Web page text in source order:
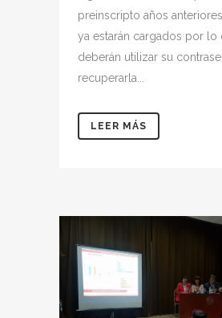
preinscripto años
ya estarán cargados por lo
deberán utilizar su
recuperarla...
LEER MÁS